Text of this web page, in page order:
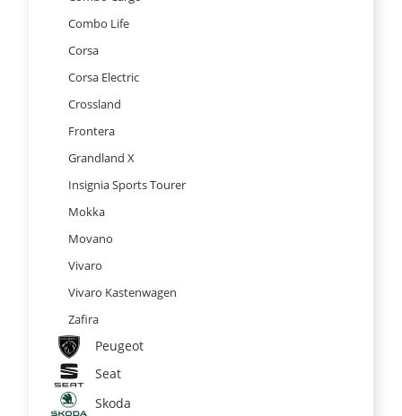
Combo Life
Corsa
Corsa Electric
Crossland
Frontera
Grandland X
Insignia Sports Tourer
Mokka
Movano
Vivaro
Vivaro Kastenwagen
Zafira
Peugeot
Seat
Skoda